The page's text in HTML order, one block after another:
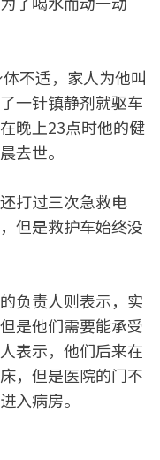
不适，家人为他叫
一针镇静剂就驱车
晚上23点时他的健
去世。
打过三次急救电
但是救护车始终没
负责人则表示，实
是他们需要能承受
表示，他们后来在
，但是医院的门不
入病房。